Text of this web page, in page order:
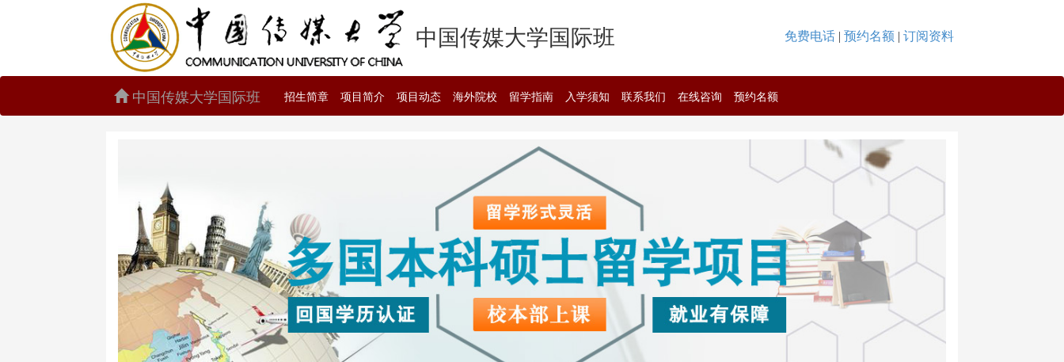
中国传媒大学国际班 免费电话| 预约名额| 订阅资料
中国传媒大学国际班 招生简章 项目简介 项目动态 海外院校 留学指南 入学须知 联系我们 在线咨询 预约名额